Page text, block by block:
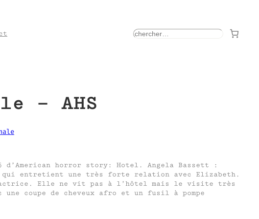
rechercher
– AHS
d’American horror story: Hotel. Angela Bassett :
qui entretient une très forte relation avec Elizabeth.
actrice. Elle ne vit pas à l’hôtel mais le visite très
une coupe de cheveux afro et un fusil à pompe